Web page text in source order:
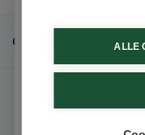
Contact ALLE
Schrijf je
Ontvang als eerste